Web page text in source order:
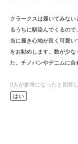
クラークスは履いてみな
るうちに馴染んでくるの
当に履き心地が良く可愛
をお勧めします。数が少
た。チノパンやデニムに合
0 人が参考になったと回答
はい